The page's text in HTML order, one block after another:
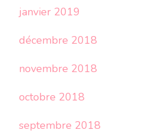
janvier 2019
décembre 2018
novembre 2018
octobre 2018
septembre 2018